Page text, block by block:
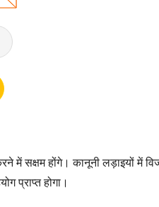
में सक्षम होंगे। कानूनी लड़ाइयों में
प्राप्त होगा।